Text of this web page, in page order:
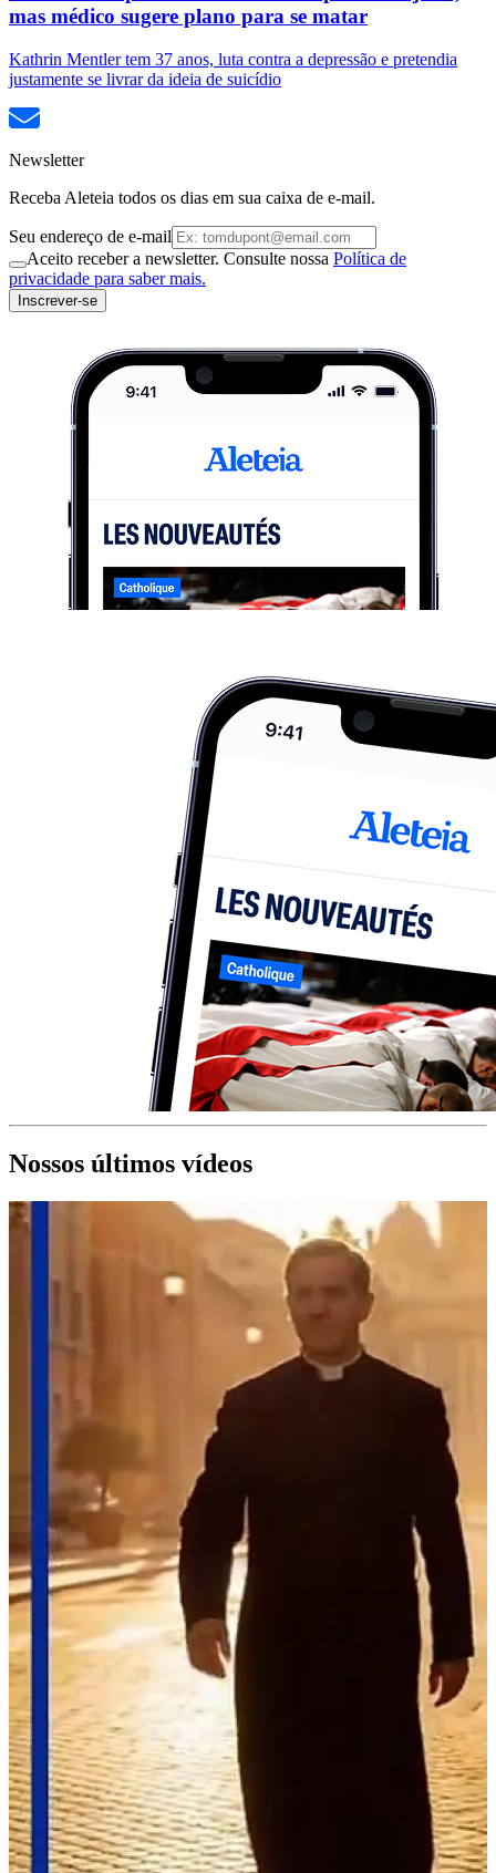
mas médico sugere plano para se matar
Kathrin Mentler tem 37 anos, luta contra a depressão e pretendia
justamente se livrar da ideia de suicídio
Newsletter
Receba Aleteia todos os dias em sua caixa de e-mail.
Seu endereço de e-mail
Aceito receber a newsletter. Consulte nossa Política de
privacidade para saber mais.
Inscrever-se
Nossos últimos vídeos